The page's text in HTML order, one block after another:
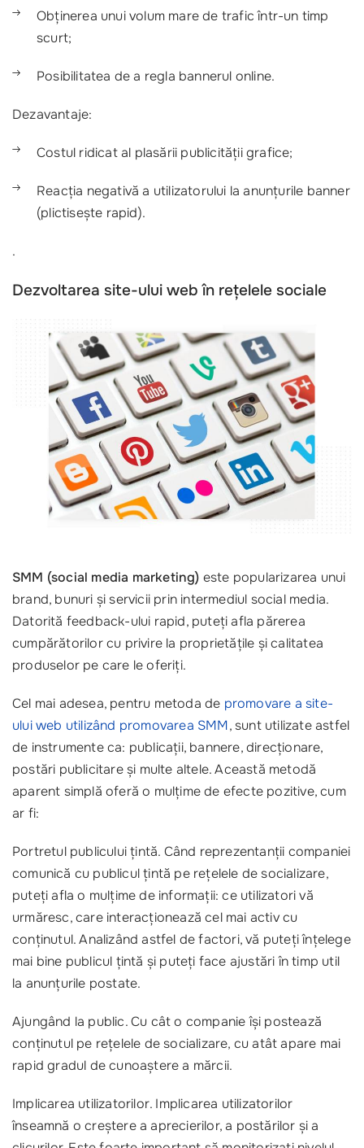
Obținerea unui volum mare de trafic într-un timp
scurt;
Posibilitatea de a regla bannerul online.
Dezavantaje:
Costul ridicat al plasării publicității grafice;
Reacția negativă a utilizatorului la anunțurile banner
(plictisește rapid).
.
Dezvoltarea site-ului web în rețelele sociale
SMM (social media marketing) este popularizarea unui
brand, bunuri și servicii prin intermediul social media.
Datorită feedback-ului rapid, puteți afla părerea
cumpărătorilor cu privire la proprietățile și calitatea
produselor pe care le oferiți.
Cel mai adesea, pentru metoda de promovare a site-
ului web utilizând promovarea SMM, sunt utilizate astfel
de instrumente ca: publicații, bannere, direcționare,
postări publicitare și multe altele. Această metodă
aparent simplă oferă o mulțime de efecte pozitive, cum
ar fi:
Portretul publicului țintă. Când reprezentanții companiei
comunică cu publicul țintă pe rețelele de socializare,
puteți afla o mulțime de informații: ce utilizatori vă
urmăresc, care interacționează cel mai activ cu
conținutul. Analizând astfel de factori, vă puteți înțelege
mai bine publicul țintă și puteți face ajustări în timp util
la anunțurile postate.
Ajungând la public. Cu cât o companie își postează
conținutul pe rețelele de socializare, cu atât apare mai
rapid gradul de cunoaștere a mărcii.
Implicarea utilizatorilor. Implicarea utilizatorilor
înseamnă o creștere a aprecierilor, a postărilor și a